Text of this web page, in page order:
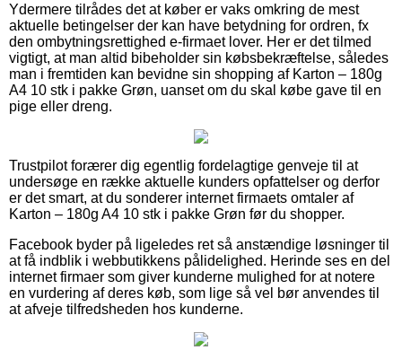
Ydermere tilrådes det at køber er vaks omkring de mest
aktuelle betingelser der kan have betydning for ordren, fx
den ombytningsrettighed e-firmaet lover. Her er det tilmed
vigtigt, at man altid bibeholder sin købsbekræftelse, således
man i fremtiden kan bevidne sin shopping af Karton – 180g
A4 10 stk i pakke Grøn, uanset om du skal købe gave til en
pige eller dreng.
Trustpilot forærer dig egentlig fordelagtige genveje til at
undersøge en række aktuelle kunders opfattelser og derfor
er det smart, at du sonderer internet firmaets omtaler af
Karton – 180g A4 10 stk i pakke Grøn før du shopper.
Facebook byder på ligeledes ret så anstændige løsninger til
at få indblik i webbutikkens pålidelighed. Herinde ses en del
internet firmaer som giver kunderne mulighed for at notere
en vurdering af deres køb, som lige så vel bør anvendes til
at afveje tilfredsheden hos kunderne.